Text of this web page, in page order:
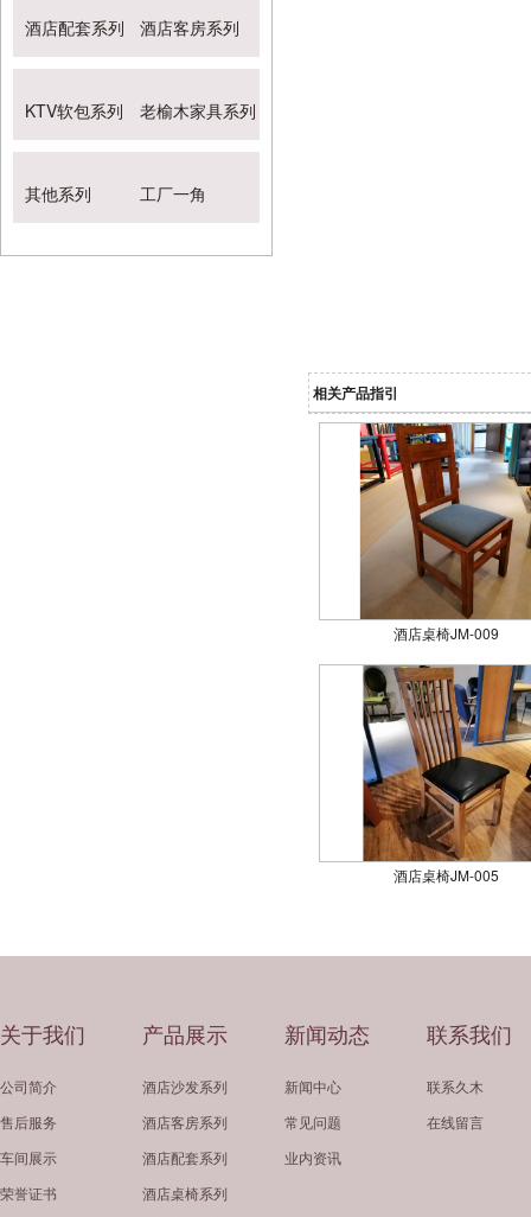
酒店配套系列 酒店客房系列
KTV软包系列 老榆木家具系列
其他系列 工厂一角
相关产品指引
酒店桌椅JM-009
酒店桌椅JM-005
关于我们
公司简介
售后服务
车间展示
荣誉证书
产品展示
酒店沙发系列
酒店客房系列
酒店配套系列
酒店桌椅系列
新闻动态
新闻中心
常见问题
业内资讯
联系我们
联系久木
在线留言